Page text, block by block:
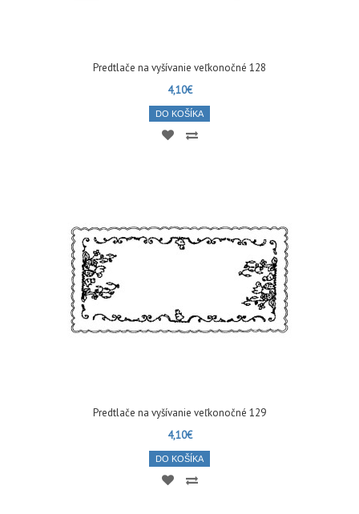
Predtlače na vyšívanie veľkonočné 128
4,10€
DO KOŠÍKA
Predtlače na vyšívanie veľkonočné 129
4,10€
DO KOŠÍKA